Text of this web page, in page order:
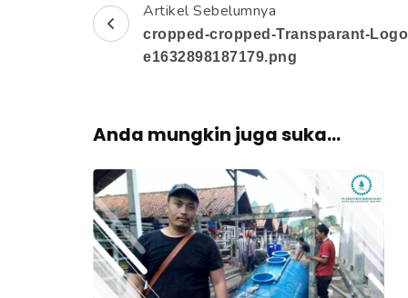
N
i
g
a
s
Artikel Sebelumnya
cropped-cropped-Transparant-
e1632898187179.png
Anda mungkin juga suka...